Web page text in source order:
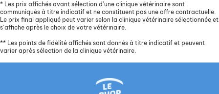
* Les prix affichés avant sélection d’une clinique vétérinaire sont
communiqués à titre indicatif et ne constituent pas une offre contractuelle.
Le prix final appliqué peut varier selon la clinique vétérinaire sélectionnée et
s’affiche après le choix de votre vétérinaire.
** Les points de fidélité affichés sont donnés à titre indicatif et peuvent
varier après sélection de la clinique vétérinaire.